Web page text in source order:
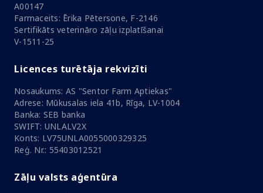
A00147
Farmaceits: Ērika Pētersone, F-2146
Sertifikāts veterināro zāļu izplatīšanai
V-1511-25
Licences turētāja rekvizīti
Nosaukums: AS "Sentor Farm Aptiekas"
Adrese: Mūkusalas iela 41b, Rīga, LV-1004
Banka: SEB banka
SWIFT: UNLALV2X
Konts: LV75UNLA0055000329325
Reģ. Nr.: 55403012521
Zāļu valsts aģentūra